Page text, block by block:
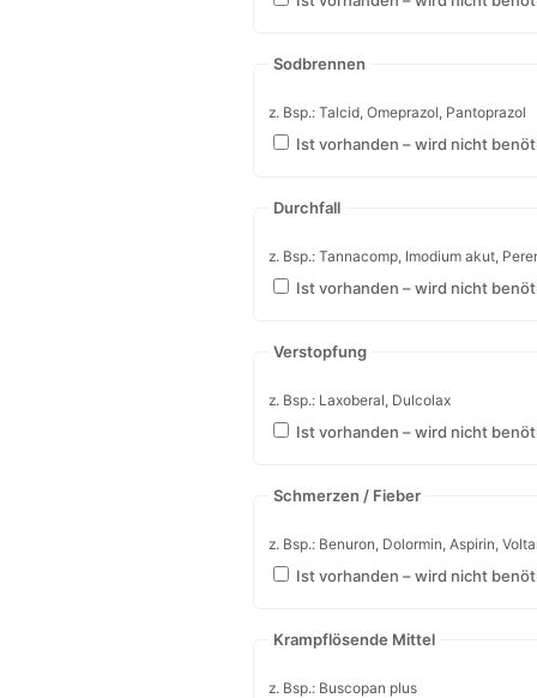
Reisekrankheit
z. Bsp.: Superpep, Vomex A
Ist vorhanden – wird nicht
Übelkeit
z. Bsp.: Iberogast, Vomex A
Ist vorhanden – wird nicht
Sodbrennen
z. Bsp.: Talcid, Omeprazol, Pantoprazol
Ist vorhanden – wird nicht
Durchfall
z. Bsp.: Tannacomp, Imodium akut,
Ist vorhanden – wird nicht
Verstopfung
z. Bsp.: Laxoberal, Dulcolax